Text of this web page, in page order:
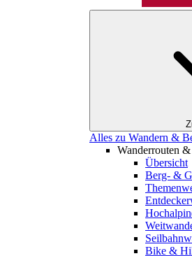
Alles zu Wandern &
Wanderrouten
Übersicht
Berg- &
Bike &